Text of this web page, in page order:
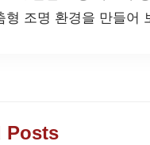
형 조명 환경을 만들어
Posts